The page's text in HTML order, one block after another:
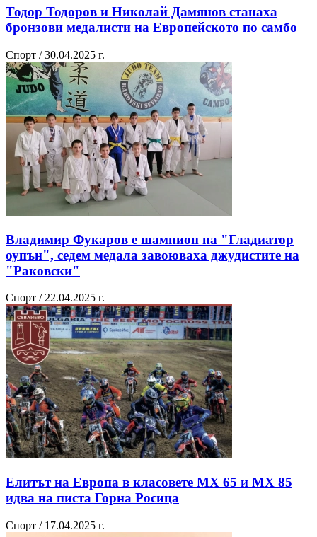
Тодор Тодоров и Николай Дамянов станаха
бронзови медалисти на Европейското по самбо
Спорт / 30.04.2025 г.
Владимир Фукаров е шампион на "Гладиатор
оупън", седем медала завоюваха джудистите на
"Раковски"
Спорт / 22.04.2025 г.
Елитът на Европа в класовете МХ 65 и МХ 85
идва на писта Горна Росица
Спорт / 17.04.2025 г.